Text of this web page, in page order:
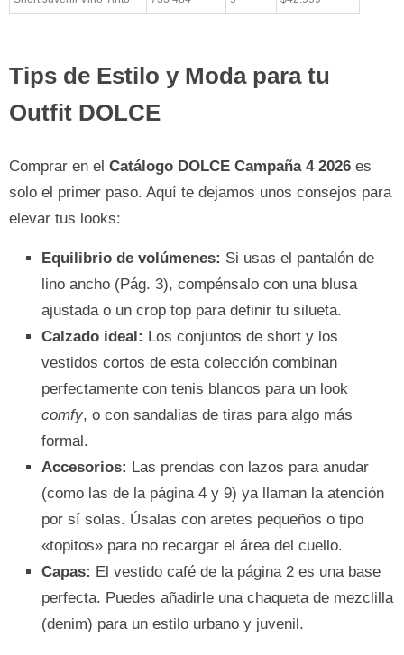
Tips de Estilo y Moda para tu
Outfit DOLCE
Comprar en el Catálogo DOLCE Campaña 4 2026 es
solo el primer paso. Aquí te dejamos unos consejos para
elevar tus looks:
Equilibrio de volúmenes: Si usas el pantalón de
lino ancho (Pág. 3), compénsalo con una blusa
ajustada o un crop top para definir tu silueta.
Calzado ideal: Los conjuntos de short y los
vestidos cortos de esta colección combinan
perfectamente con tenis blancos para un look
comfy, o con sandalias de tiras para algo más
formal.
Accesorios: Las prendas con lazos para anudar
(como las de la página 4 y 9) ya llaman la atención
por sí solas. Úsalas con aretes pequeños o tipo
«topitos» para no recargar el área del cuello.
Capas: El vestido café de la página 2 es una base
perfecta. Puedes añadirle una chaqueta de mezclilla
(denim) para un estilo urbano y juvenil.